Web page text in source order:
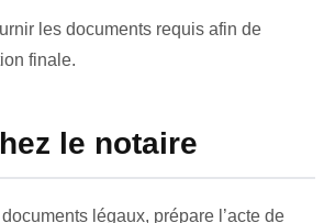
les documents requis afin de
finale.
le notaire
légaux, prépare l’acte de